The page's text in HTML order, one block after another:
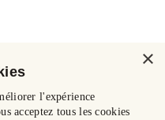
×
l'expérience
acceptez tous les cookies